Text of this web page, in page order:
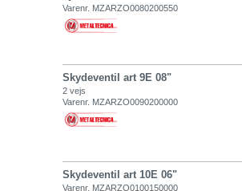
Varenr. MZARZO0080200550
Skydeventil art 9E 08"
2 vejs
Varenr. MZARZO0090200000
Skydeventil art 10E 06"
Varenr. MZARZO0100150000